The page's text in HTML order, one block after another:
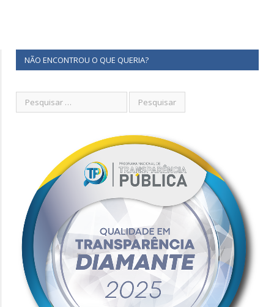
NÃO ENCONTROU O QUE QUERIA?